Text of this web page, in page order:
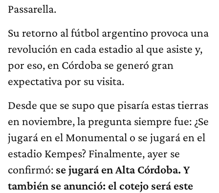
Passarella.
Su retorno al fútbol argentino provoca una
revolución en cada estadio al que asiste y,
por eso, en Córdoba se generó gran
expectativa por su visita.
Desde que se supo que pisaría estas tierras
en noviembre, la pregunta siempre fue: ¿Se
jugará en el Monumental o se jugará en el
estadio Kempes? Finalmente, ayer se
confirmó: se jugará en Alta Córdoba. Y
también se anunció: el cotejo será este